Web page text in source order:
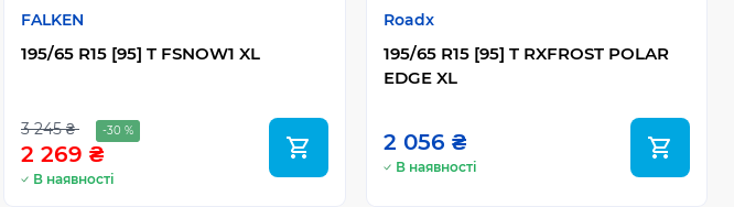
FALKEN
195/65 R15 [95] T FSNOW1 XL
3 245 ₴ -30 %
2 269 ₴
В наявності
Roadx
195/65 R15 [95] T RXFROST POLAR
EDGE XL
2 056 ₴
В наявності